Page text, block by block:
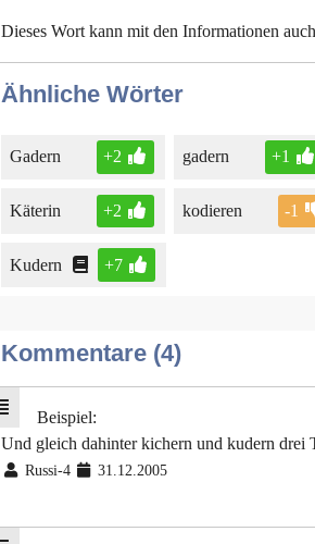
Dieses Wort kann mit den Informationen
Ähnliche Wörter
Gadern +2 gadern +1
Käterin +2 kodieren -1
Kudern +7
Kommentare (4)
Beispiel:
Und gleich dahinter kichern und kudern drei
Russi-4 31.12.2005